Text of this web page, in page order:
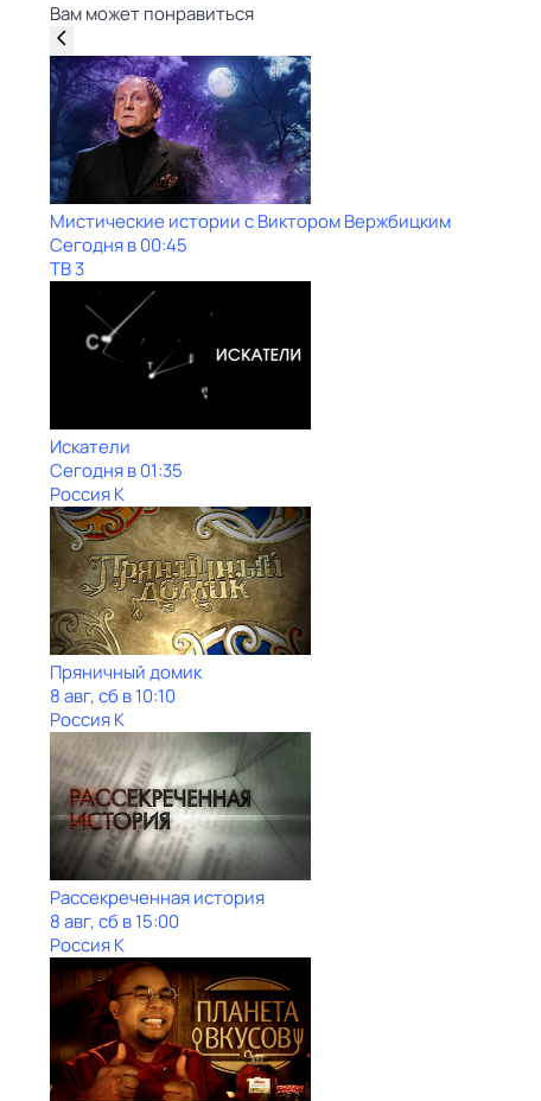
Вам может понравиться
Мистические истории с Виктoром Bержбицким
Сегодня в 00:45
ТВ 3
Искатели
Сегодня в 01:35
Россия К
Пряничный домик
8 авг, сб в 10:10
Россия К
Рассекреченная история
8 авг, сб в 15:00
Россия К